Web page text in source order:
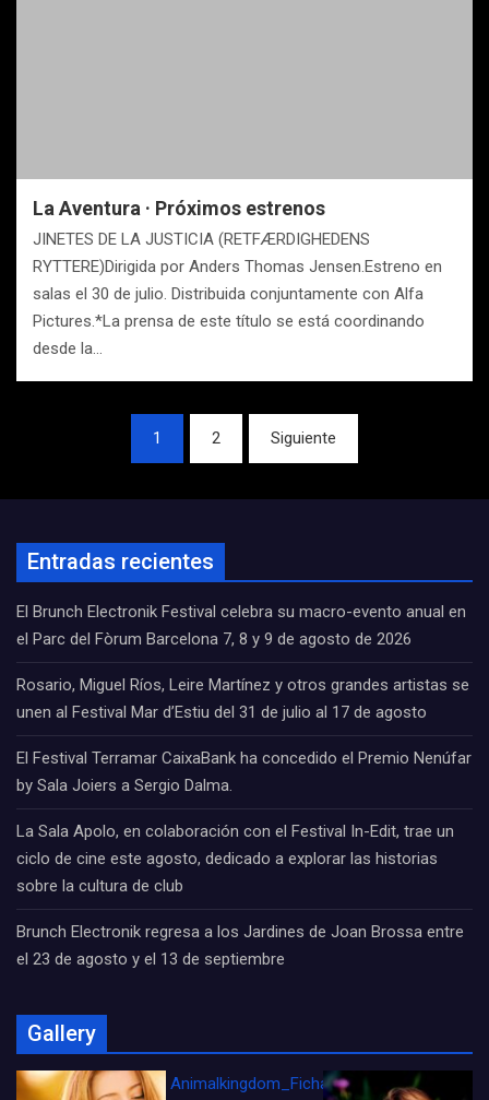
La Aventura · Próximos estrenos
JINETES DE LA JUSTICIA (RETFÆRDIGHEDENS
RYTTERE)Dirigida por Anders Thomas Jensen.Estreno en
salas el 30 de julio. Distribuida conjuntamente con Alfa
Pictures.*La prensa de este título se está coordinando
desde la…
Navegación
entradas
1 2 Siguiente
Entradas recientes
El Brunch Electronik Festival celebra su macro-evento anual en
el Parc del Fòrum Barcelona 7, 8 y 9 de agosto de 2026
Rosario, Miguel Ríos, Leire Martínez y otros grandes artistas se
unen al Festival Mar d’Estiu del 31 de julio al 17 de agosto
El Festival Terramar CaixaBank ha concedido el Premio Nenúfar
by Sala Joiers a Sergio Dalma.
La Sala Apolo, en colaboración con el Festival In-Edit, trae un
ciclo de cine este agosto, dedicado a explorar las historias
sobre la cultura de club
Brunch Electronik regresa a los Jardines de Joan Brossa entre
el 23 de agosto y el 13 de septiembre
Gallery
Animalkingdom_FichaCine